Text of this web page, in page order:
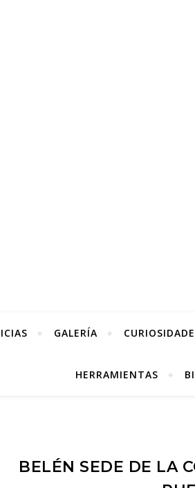
GALERÍA
HERRAMIENTAS
BELÉN SEDE DE LA